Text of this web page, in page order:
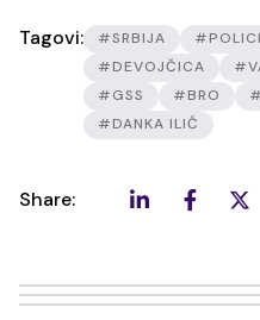
Tagovi: #SRBIJA
#DEVOJČICA
#GSS
#BRO
#DANKA ILIĆ
Share: